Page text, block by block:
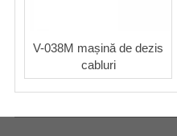
V-038M mașină de dezis
cabluri